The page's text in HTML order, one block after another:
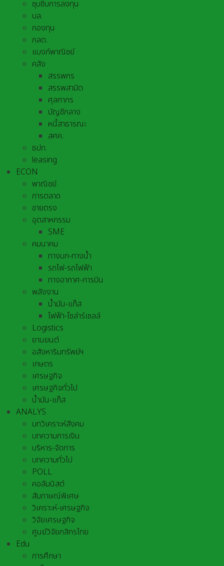
ซุบซิบการลงทุน
บล.
กองทุน
กลต.
แบงก์พาณิชย์
คลัง
สรรพกร
สรรพสามิต
ศุลกากร
บัญชีกลาง
หนี้สาธารณะ
สศค.
ธปท.
leasing
ECON
พาณิชย์
การตลาด
ขายตรง
อุตสาหกรรม
SME
คมนาคม
ทางบก-ทางน้ำ
รถไฟ-รถไฟฟ้า
ทางอากาศ-การบิน
พลังงาน
น้ำมัน-แก๊ส
ไฟฟ้า-โซล่าร์เซลล์
Logistics
ยานยนต์
อสังหาริมทรัพย์ฯ
เกษตร
เศรษฐกิจ
เศรษฐกิจทั่วไป
น้ำมัน-แก๊ส
ANALYS
บทวิเคราะห์สังคม
บทความการเงิน
บริหาร-จัดการ
บทความทั่วไป
POLL
คอลัมนิสต์
สัมภาษณ์พิเศษ
วิเคราะห์-เศรษฐกิจ
วิจัยเศรษฐกิจ
ศูนย์วิจัยกสิกรไทย
Edu
การศึกษา